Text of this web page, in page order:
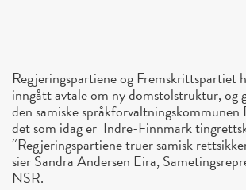
Regjeringspartiene og Fremskrittspartiet
inngått avtale om ny domstolstruktur, og
den samiske språkforvaltningskommunen
det som idag er Indre-Finnmark
“Regjeringspartiene truer samisk
sier Sandra Andersen Eira,
NSR.